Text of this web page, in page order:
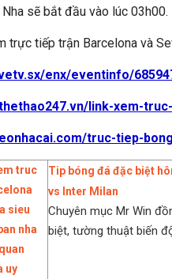
Nha sẽ bắt đầu vào lúc 03h00.
trực tiếp trận Barcelona và
enx/eventinfo/
link-xem-
truc-tiep-
Tip bóng đá đặc biệt
vs Inter Milan
Chuyên mục Mr Win
biệt, tường thuật biến